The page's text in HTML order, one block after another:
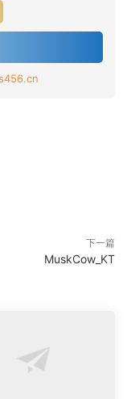
下一篇
MuskCow_KT